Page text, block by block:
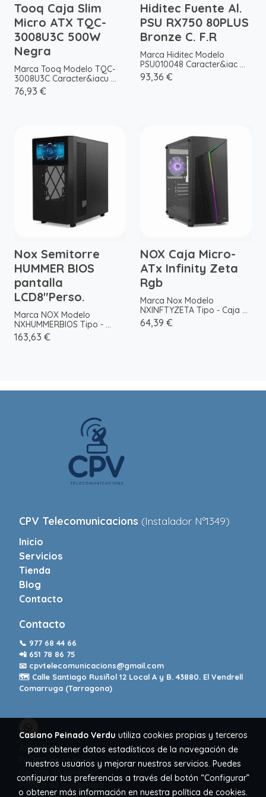
Tooq Caja Slim
Micro ATX TQC-
3008U3C 500W
Negra
Marca Tooq Modelo TQC-
3008U3C Caracter&iacu ...
76,93 €
Hiditec Fuente Al.
PSU RX750 80PLUS
Bronze C. F.R
Marca Hiditec Modelo
PSU010048 Caracter&iac ...
93,36 €
Nox Semitorre
HUMMER BIOS
pantalla
LCD8"Perso.
Marca NOX Modelo
NXHUMMERBIOS Tipo - ...
163,63 €
NOX Caja Micro-
ATx Infinity Zeta
Rgb
Marca Nox Modelo
NXINFTYZETA Tipo - Caja ...
64,39 €
CPV Telecomunicacions (Instalador Nº1349)
Inicio
Servicios
Tienda
Blog
Contacto
Contacto
📞 977 68 44 66
📲 651 78 86 75
📧 cpvtelecomunicacions@gmail.com
🗺️ Calle Santiago Rusiñol 12 Local A y B. 43880. El Vendrell
Comarruga (Tarragona)
Aviso legal
Política de cookies
Gestión de cookies
Política de privacidad
Casiano Peinado Verdu utiliza cookies propias y terceros
para obtener datos estadísticos de la navegación de
nuestros usuarios y mejorar nuestros servicios. Puedes
configurar tus preferencias a través del botón “Configurar”
o obtener más información en nuestra política de cookies.